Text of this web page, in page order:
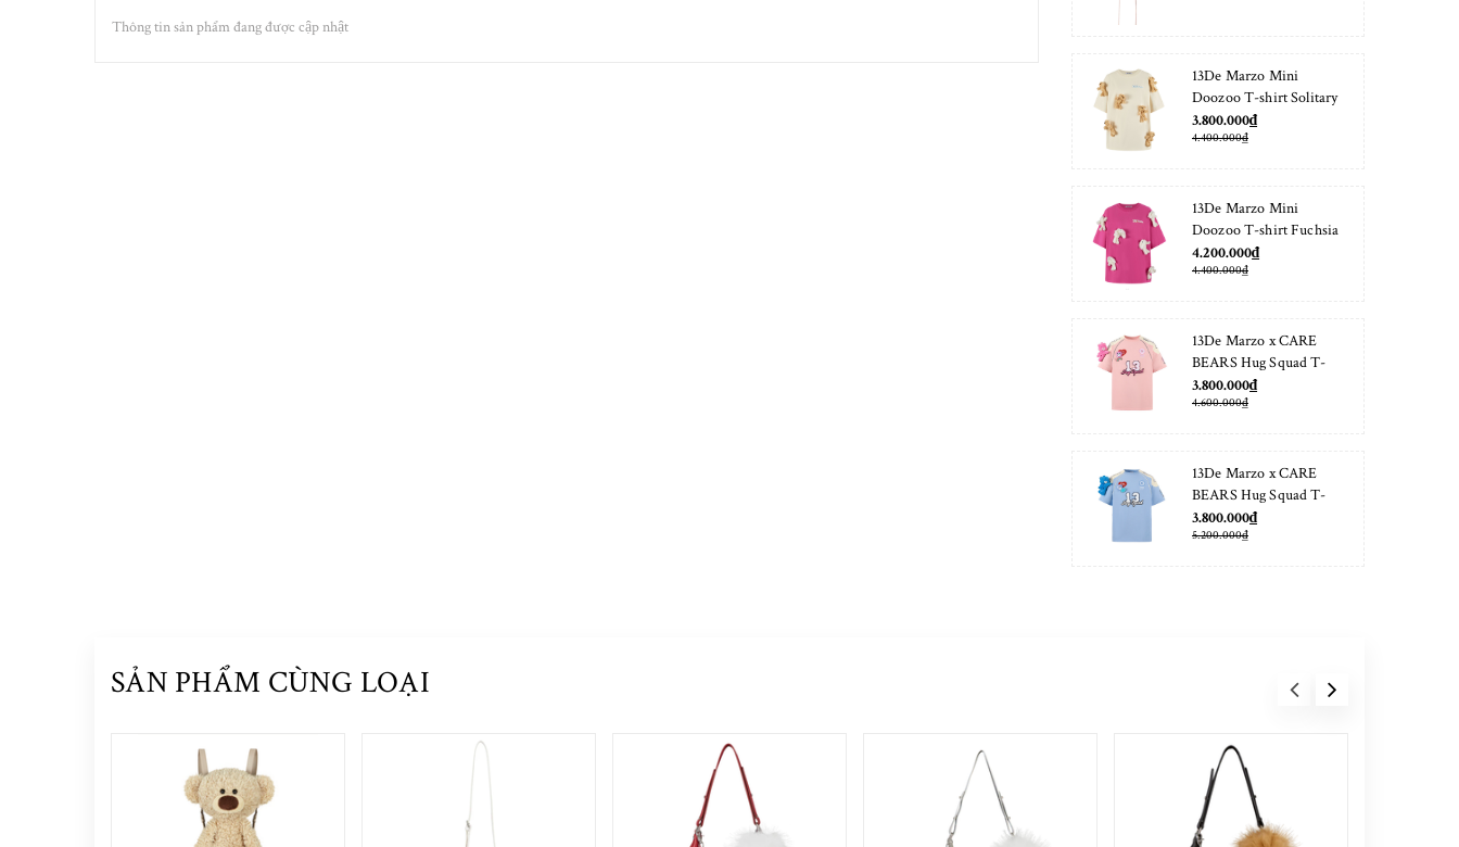
Thông tin sản phẩm đang được cập nhật
13De Marzo Mini
Doozoo T-shirt Solitary
Star
3.800.000₫
4.400.000₫
13De Marzo Mini
Doozoo T-shirt Fuchsia
Fedora
4.200.000₫
4.400.000₫
13De Marzo x CARE
BEARS Hug Squad T-
shirt Almond Blossom
3.800.000₫
4.600.000₫
13De Marzo x CARE
BEARS Hug Squad T-
shirt Placid Blue
3.800.000₫
5.200.000₫
SẢN PHẨM CÙNG LOẠI